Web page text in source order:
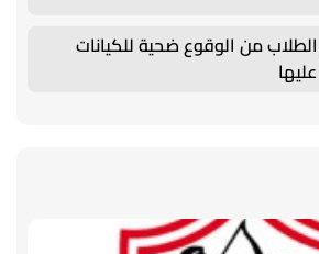
من الوقوع ضحية للكيانات